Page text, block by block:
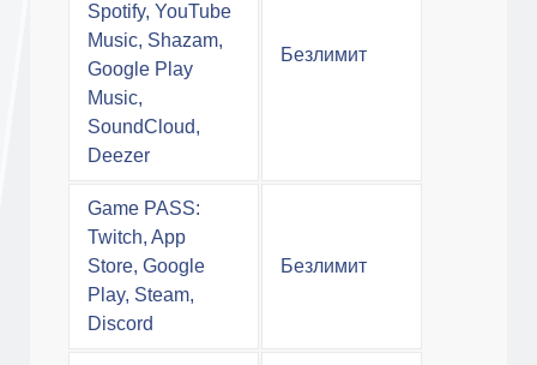
Spotify, YouTube
Music, Shazam,
Google Play
Music,
SoundCloud,
Deezer
Безлимит
Game PASS:
Twitch, App
Store, Google
Play, Steam,
Discord
Безлимит